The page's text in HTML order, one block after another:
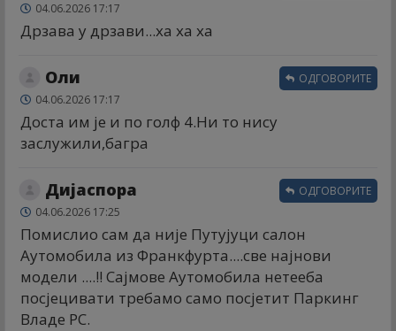
04.06.2026 17:17
Дрзава у дрзави...ха ха ха
Оли
04.06.2026 17:17
Доста им је и по голф 4.Ни то нису
заслужили,багра
ОДГОВОРИТЕ
Дијаспора
04.06.2026 17:25
Помислио сам да није Путујуци салон
Аутомобила из Франкфурта....све најнови
модели ....!! Сајмове Аутомобила нетееба
посјецивати требамо само посјетит Паркинг
Владе РС.
ОДГОВОРИТЕ